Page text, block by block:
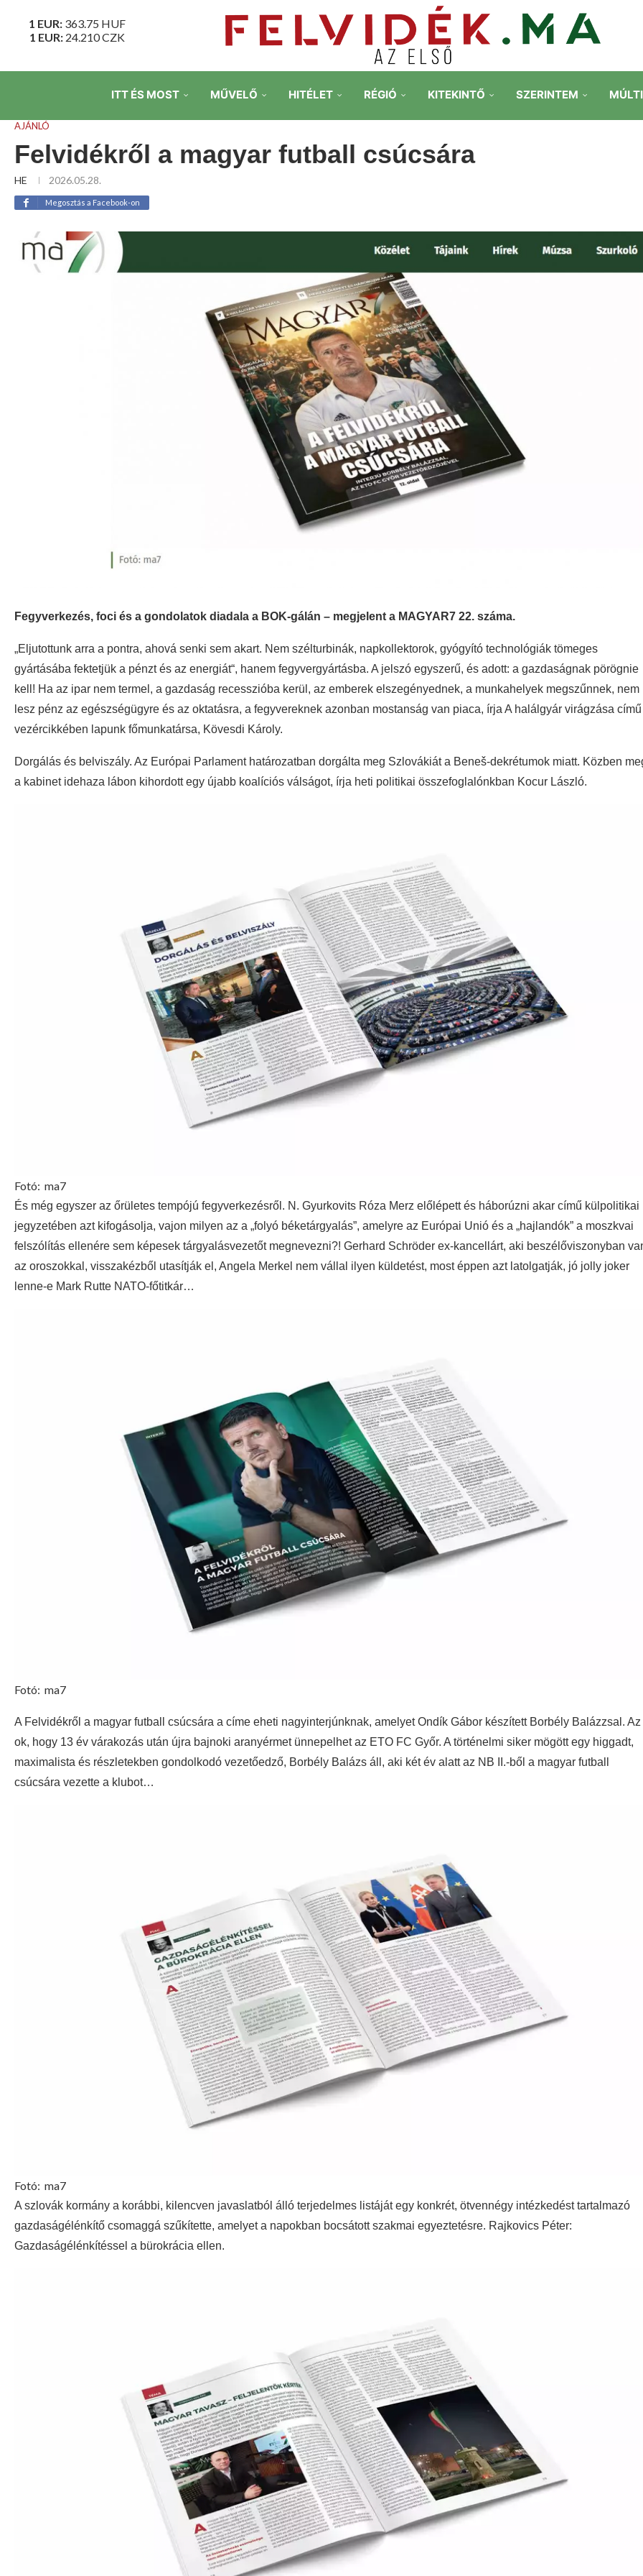
1 EUR: 363.75 HUF
1 EUR: 24.210CZK
ITT ÉS MOST MŰVELŐ HITÉLET RÉGIÓ KITEKINTŐ SZERINTEM
AJÁNLÓ
Felvidékről a magyar futball csúcsára
HE 2026.05.28.
Megosztás a Facebook-on
Fegyverkezés, foci és a gondolatok diadala a BOK-gálán – megjelent a MAGYAR7 22. száma.
„Eljutottunk arra a pontra, ahová senki sem akart. Nem szélturbinák, napkollektorok, gyógyító technológiák tömeges
gyártásába fektetjük a pénzt és az energiát“, hanem fegyvergyártásba. A jelszó egyszerű, és adott: a gazdaságnak pörögnie
kell! Ha az ipar nem termel, a gazdaság recesszióba kerül, az emberek elszegényednek, a munkahelyek megszűnnek, nem
lesz pénz az egészségügyre és az oktatásra, a fegyvereknek azonban mostanság van piaca, írja A halálgyár virágzása című
vezércikkében lapunk főmunkatársa, Kövesdi Károly.
Dorgálás és belviszály. Az Európai Parlament határozatban dorgálta meg Szlovákiát a Beneš-dekrétumok miatt. Közben
a kabinet idehaza lábon kihordott egy újabb koalíciós válságot, írja heti politikai összefoglalónkban Kocur László.
Fotó: ma7
És még egyszer az őrületes tempójú fegyverkezésről. N. Gyurkovits Róza Merz előlépett és háborúzni akar című külpolitikai
jegyzetében azt kifogásolja, vajon milyen az a „folyó béketárgyalás”, amelyre az Európai Unió és a „hajlandók” a moszkvai
felszólítás ellenére sem képesek tárgyalásvezetőt megnevezni?! Gerhard Schröder ex-kancellárt, aki beszélőviszonyban
az oroszokkal, visszakézből utasítják el, Angela Merkel nem vállal ilyen küldetést, most éppen azt latolgatják, jó jolly joker
lenne-e Mark Rutte NATO-főtitkár…
Fotó: ma7
A Felvidékről a magyar futball csúcsára a címe eheti nagyinterjúnknak, amelyet Ondík Gábor készített Borbély Balázzsal. Az
ok, hogy 13 év várakozás után újra bajnoki aranyérmet ünnepelhet az ETO FC Győr. A történelmi siker mögött egy higgadt,
maximalista és részletekben gondolkodó vezetőedző, Borbély Balázs áll, aki két év alatt az NB II.-ből a magyar futball
csúcsára vezette a klubot…
Fotó: ma7
A szlovák kormány a korábbi, kilencven javaslatból álló terjedelmes listáját egy konkrét, ötvennégy intézkedést tartalmazó
gazdaságélénkítő csomaggá szűkítette, amelyet a napokban bocsátott szakmai egyeztetésre. Rajkovics Péter:
Gazdaságélénkítéssel a bürokrácia ellen.